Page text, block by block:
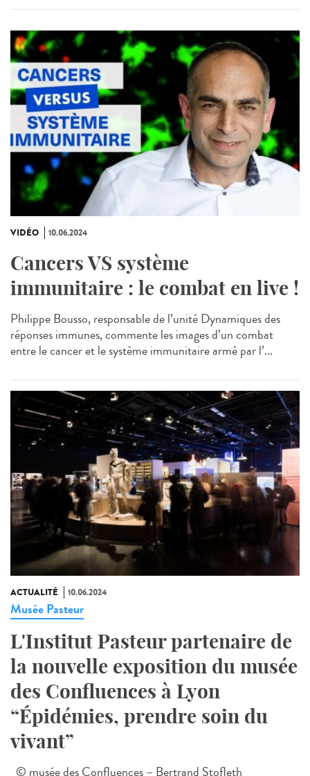
VIDÉO 10.06.2024
Cancers VS système
immunitaire : le combat en live !
Philippe Bousso, responsable de l’unité Dynamiques des
réponses immunes, commente les images d’un combat
entre le cancer et le système immunitaire armé par l’...
ACTUALITÉ 10.06.2024
Musée Pasteur
L'Institut Pasteur partenaire de
la nouvelle exposition du musée
des Confluences à Lyon
“Épidémies, prendre soin du
vivant”
© musée des Confluences – Bertrand Stofleth